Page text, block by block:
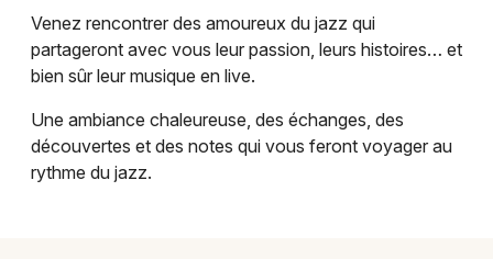
Jazz dans le Grand Est
Newsletter des sorties
Venez rencontrer des amoureux du jazz qui
partageront avec vous leur passion, leurs histoires… et
bien sûr leur musique en live.
Une ambiance chaleureuse, des échanges, des
découvertes et des notes qui vous feront voyager au
rythme du jazz.